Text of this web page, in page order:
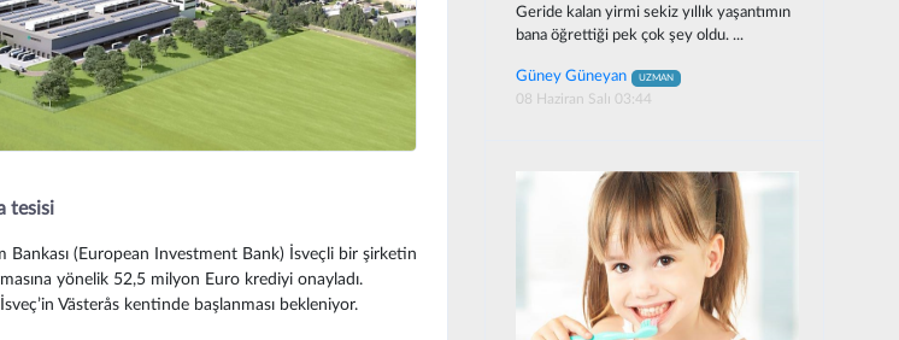
tesisi
Bankası (European Investment Bank) İsveçli bir şirketin
yönelik 52,5 milyon Euro krediyi onayladı.
Västerås kentinde başlanması bekleniyor.
Geride kalan yirmi sekiz yıllık yaşantımın
bana öğrettiği pek çok şey oldu. ...
Güney Güneyan UZMAN
08 Haziran Salı 03:44